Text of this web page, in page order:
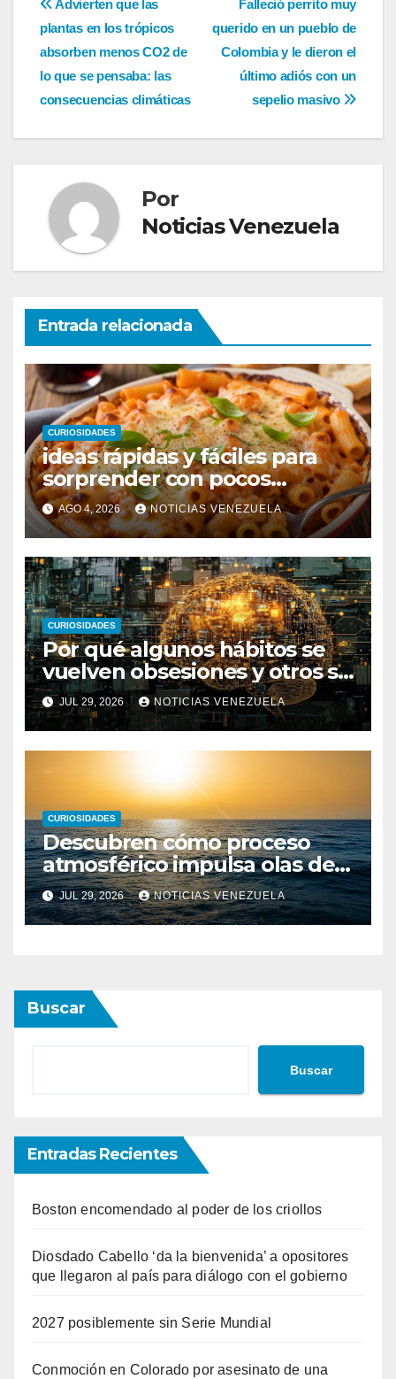
Navegación
de
entradas
Falleció perrito muy
querido en un pueblo de
Colombia y le dieron el
último adiós con un
sepelio masivo
Advierten que las
plantas en los trópicos
absorben menos CO2 de
lo que se pensaba: las
consecuencias climáticas
Por
Noticias Venezuela
Entrada relacionada
CURIOSIDADES
ideas rápidas y fáciles para
sorprender con pocos
ingredientes
AGO 4, 2026 NOTICIAS VENEZUELA
CURIOSIDADES
Por qué algunos hábitos se
vuelven obsesiones y otros se
desvanecen
JUL 29, 2026 NOTICIAS VENEZUELA
CURIOSIDADES
Descubren cómo proceso
atmosférico impulsa olas de
calor marinas extremas
JUL 29, 2026 NOTICIAS VENEZUELA
Buscar
Buscar
Entradas Recientes
Boston encomendado al poder de los criollos
Diosdado Cabello ‘da la bienvenida’ a opositores
que llegaron al país para diálogo con el gobierno
2027 posiblemente sin Serie Mundial
Conmoción en Colorado por asesinato de una